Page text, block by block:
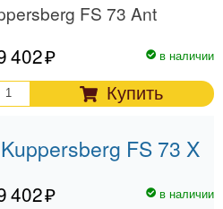
FS 73 Ant
402 в наличии
Купить
FS 73 X
402 в наличии